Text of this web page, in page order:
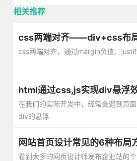
相关推荐
css两端对齐——div+css布
css两端对齐，通过margin负值、
html通过css,js实现div悬浮
在我们的实际开发中，经常会遇到页
div的悬浮
网站首页设计常见的6种布局
看到太多的网页设计师发布企业站的